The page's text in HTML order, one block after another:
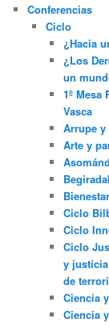
Conferencias
Ciclo
¿Hacia
¿Los
un
1º Mesa
Vasca
Arrupe y
Arte y
Ciclo
Ciclo
Ciclo
y
de
Ciencia
Ciencia